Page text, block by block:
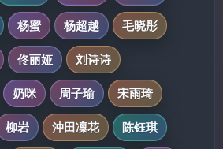
杨蜜 杨超越
毛晓彤
佟丽娅
刘诗诗
奶咪 周子瑜
宋雨琦
柳岩 沖田凜花
陈钰琪